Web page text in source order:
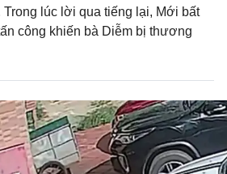
Trong lúc lời qua tiếng lại, Mới bất
công khiến bà Diễm bị thương